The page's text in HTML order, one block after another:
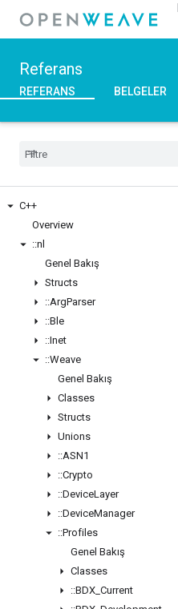
Referans
REFERANS BELGELER
C++
Overview
::nl
Genel Bakış
Structs
::ArgParser
::Ble
::Inet
::Weave
Genel Bakış
Classes
Structs
Unions
::ASN1
::Crypto
::DeviceLayer
::DeviceManager
::Profiles
Genel Bakış
Classes
::BDX Current